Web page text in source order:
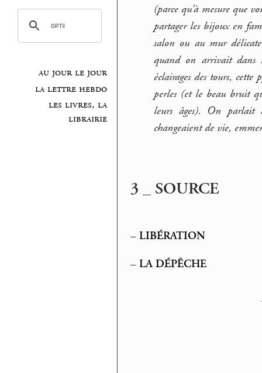
au jour le jour
la lettre hebdo
les livres, la
librairie
(parce qu’à mesure que
partager les bijoux en
salon ou au mur
quand on arrivait dans
éclairages des tours,
perles (et le beau bruit
leurs âges). On parlait
changeaient de vie,
3 _ SOURCE
– LIBÉRATION
– LA DÉPÊCHE